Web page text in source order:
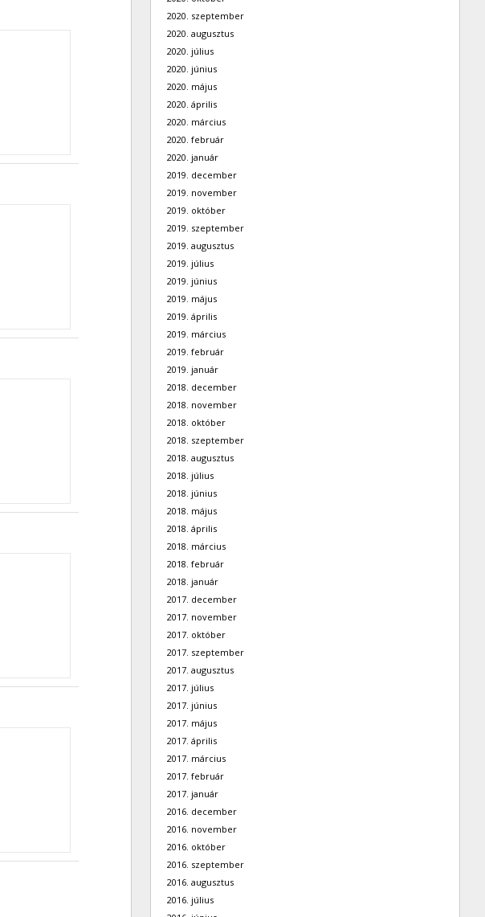
2020. szeptember
2020. augusztus
2020. július
2020. június
2020. május
2020. április
2020. március
2020. február
2020. január
2019. december
2019. november
2019. október
2019. szeptember
2019. augusztus
2019. július
2019. június
2019. május
2019. április
2019. március
2019. február
2019. január
2018. december
2018. november
2018. október
2018. szeptember
2018. augusztus
2018. július
2018. június
2018. május
2018. április
2018. március
2018. február
2018. január
2017. december
2017. november
2017. október
2017. szeptember
2017. augusztus
2017. július
2017. június
2017. május
2017. április
2017. március
2017. február
2017. január
2016. december
2016. november
2016. október
2016. szeptember
2016. augusztus
2016. július